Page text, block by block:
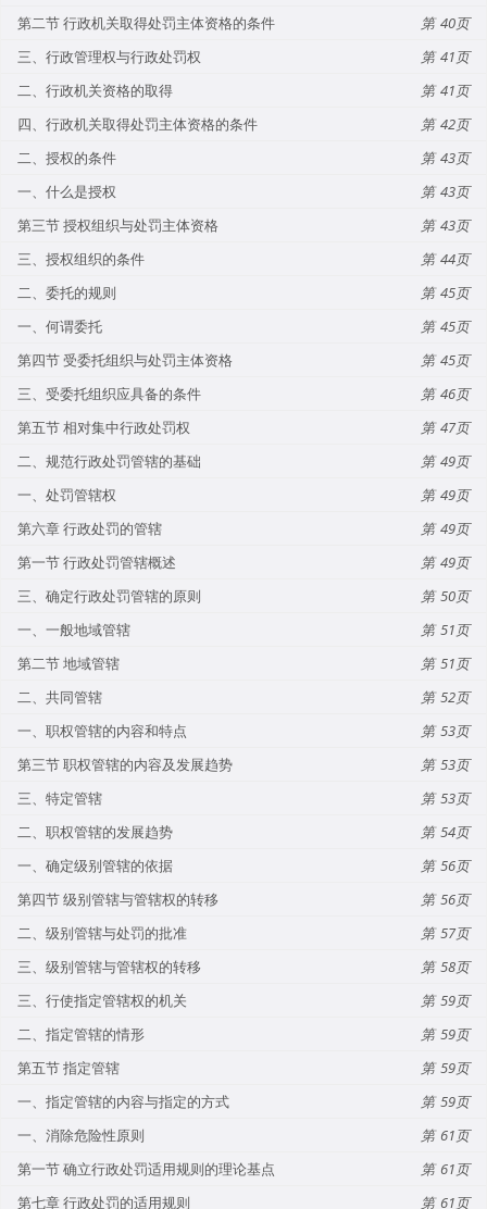
第二节 行政机关取得处罚主体资格的条件
40
三、行政管理权与行政处罚权
41
二、行政机关资格的取得
41
四、行政机关取得处罚主体资格的条件
42
二、授权的条件
43
一、什么是授权
43
第三节 授权组织与处罚主体资格
43
三、授权组织的条件
44
二、委托的规则
45
一、何谓委托
45
第四节 受委托组织与处罚主体资格
45
三、受委托组织应具备的条件
46
第五节 相对集中行政处罚权
47
二、规范行政处罚管辖的基础
49
一、处罚管辖权
49
第六章 行政处罚的管辖
49
第一节 行政处罚管辖概述
49
三、确定行政处罚管辖的原则
50
一、一般地域管辖
51
第二节 地域管辖
51
二、共同管辖
52
一、职权管辖的内容和特点
53
第三节 职权管辖的内容及发展趋势
53
三、特定管辖
53
二、职权管辖的发展趋势
54
一、确定级别管辖的依据
56
第四节 级别管辖与管辖权的转移
56
二、级别管辖与处罚的批准
57
三、级别管辖与管辖权的转移
58
三、行使指定管辖权的机关
59
二、指定管辖的情形
59
第五节 指定管辖
59
一、指定管辖的内容与指定的方式
59
一、消除危险性原则
61
第一节 确立行政处罚适用规则的理论基点
61
第七章 行政处罚的适用规则
61